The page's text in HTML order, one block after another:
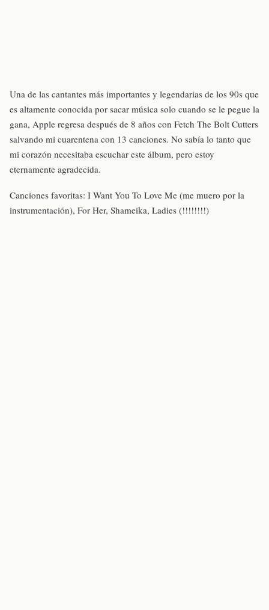
Una de las cantantes más importantes y legendarias de los 90s que
es altamente conocida por sacar música solo cuando se le pegue la
gana, Apple regresa después de 8 años con Fetch The Bolt Cutters
salvando mi cuarentena con 13 canciones. No sabía lo tanto que
mi corazón necesitaba escuchar este álbum, pero estoy
eternamente agradecida.
Canciones favoritas: I Want You To Love Me (me muero por la
instrumentación), For Her, Shameika, Ladies (!!!!!!!!)